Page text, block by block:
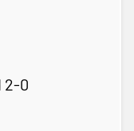
2-0